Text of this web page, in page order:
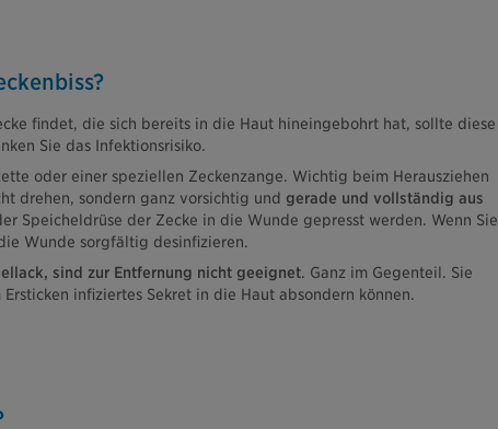
findet, die sich bereits in die Haut hineingebohrt hat, sollte diese
Sie das Infektionsrisiko.
oder einer speziellen Zeckenzange. Wichtig beim Herausziehen
drehen, sondern ganz vorsichtig und gerade und vollständig aus
Speicheldrüse der Zecke in die Wunde gepresst werden. Wenn Sie
Wunde sorgfältig desinfizieren.
sind zur Entfernung nicht geeignet. Ganz im Gegenteil. Sie
infiziertes Sekret in die Haut absondern können.